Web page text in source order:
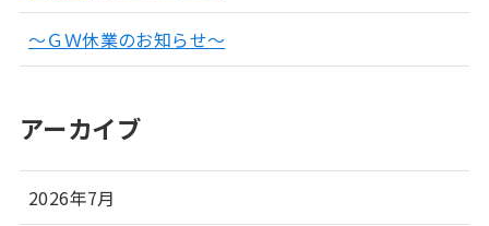
～ＧＷ休業のお知らせ～
アーカイブ
2026年7月